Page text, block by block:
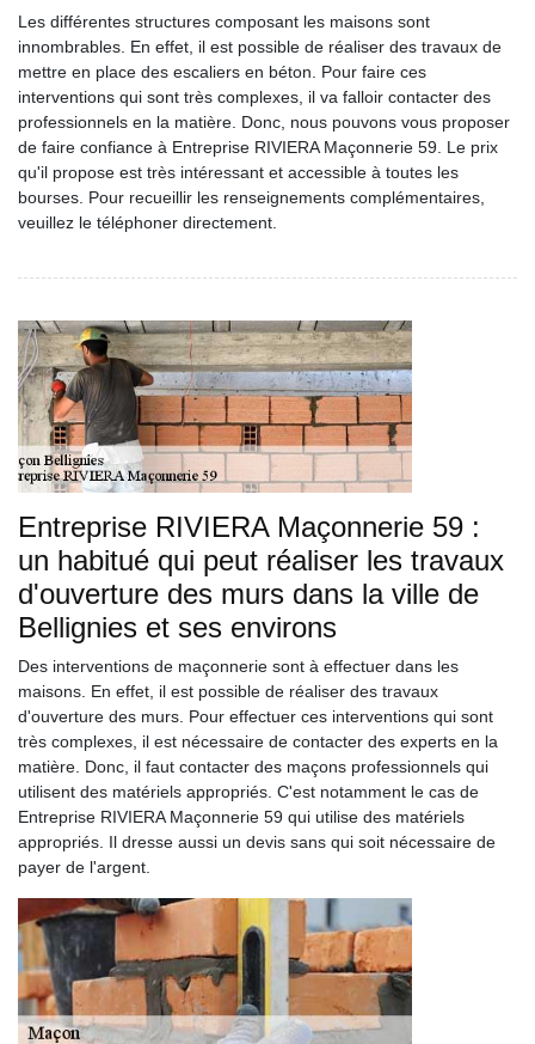
Les différentes structures composant les maisons sont
innombrables. En effet, il est possible de réaliser des travaux de
mettre en place des escaliers en béton. Pour faire ces
interventions qui sont très complexes, il va falloir contacter des
professionnels en la matière. Donc, nous pouvons vous proposer
de faire confiance à Entreprise RIVIERA Maçonnerie 59. Le prix
qu'il propose est très intéressant et accessible à toutes les
bourses. Pour recueillir les renseignements complémentaires,
veuillez le téléphoner directement.
Entreprise RIVIERA Maçonnerie 59 :
un habitué qui peut réaliser les travaux
d'ouverture des murs dans la ville de
Bellignies et ses environs
Des interventions de maçonnerie sont à effectuer dans les
maisons. En effet, il est possible de réaliser des travaux
d'ouverture des murs. Pour effectuer ces interventions qui sont
très complexes, il est nécessaire de contacter des experts en la
matière. Donc, il faut contacter des maçons professionnels qui
utilisent des matériels appropriés. C'est notamment le cas de
Entreprise RIVIERA Maçonnerie 59 qui utilise des matériels
appropriés. Il dresse aussi un devis sans qui soit nécessaire de
payer de l'argent.